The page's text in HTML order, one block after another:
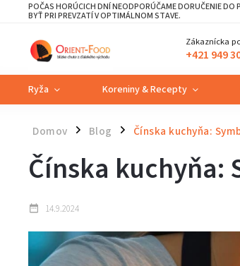
POČAS HORÚCICH DNÍ NEODPORÚČAME DORUČENIE DO
BYŤ PRI PREVZATÍ V OPTIMÁLNOM STAVE.
Zákaznícka
+421 949
Ryža Koreniny & Recepty
Domov / Blog / Čínska kuchyňa:
Čínska kuchyňa:
14.9.2024